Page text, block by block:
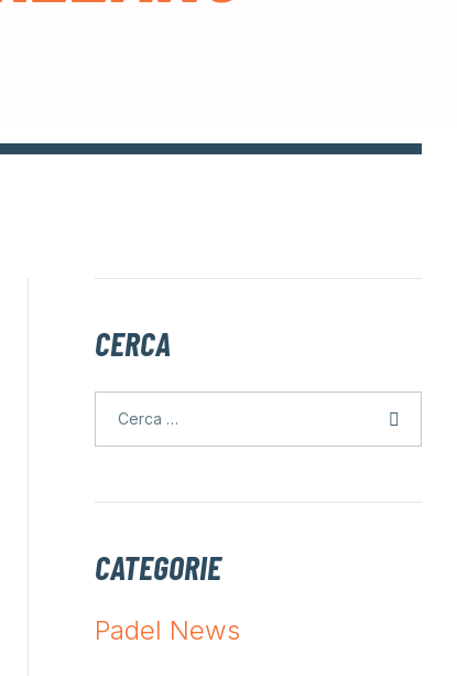
CERCA
CATEGORIE
Padel News